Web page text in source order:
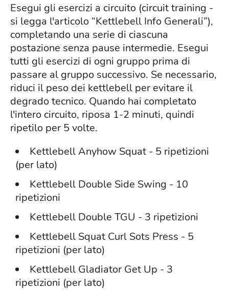
Esegui gli esercizi a circuito (circuit training -
si legga l'articolo “Kettlebell Info Generali”),
completando una serie di ciascuna
postazione senza pause intermedie. Esegui
tutti gli esercizi di ogni gruppo prima di
passare al gruppo successivo. Se necessario,
riduci il peso dei kettlebell per evitare il
degrado tecnico. Quando hai completato
l'intero circuito, riposa 1-2 minuti, quindi
ripetilo per 5 volte.
Kettlebell Anyhow Squat - 5 ripetizioni
(per lato)
Kettlebell Double Side Swing - 10
ripetizioni
Kettlebell Double TGU - 3 ripetizioni
Kettlebell Squat Curl Sots Press - 5
ripetizioni (per lato)
Kettlebell Gladiator Get Up - 3
ripetizioni (per lato)